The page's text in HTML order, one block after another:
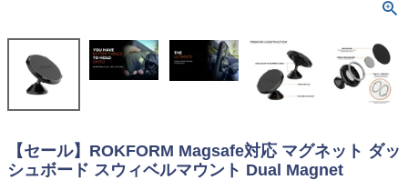
【セール】ROKFORM Magsafe対応 マグネット ダッ
シュボード スウィベルマウント Dual Magnet